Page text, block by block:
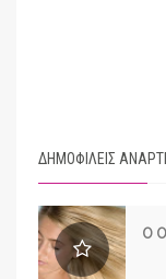
ΔΗΜΟΦΙΛΕΙΣ
Ο